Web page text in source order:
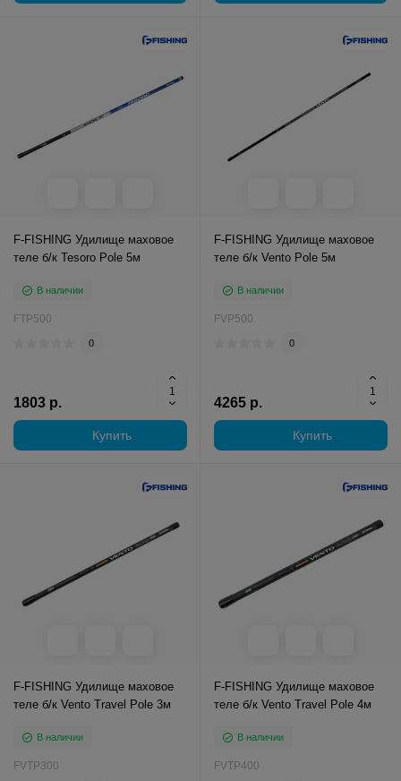
F-FISHING Удилище маховое
теле б/к Tesoro Pole 5м
В наличии
FTP500
0
1803 р.
Купить
F-FISHING Удилище маховое
теле б/к Vento Pole 5м
В наличии
FVP500
0
4265 р.
Купить
F-FISHING Удилище маховое
теле б/к Vento Travel Pole 3м
В наличии
FVTP300
F-FISHING Удилище маховое
теле б/к Vento Travel Pole 4м
В наличии
FVTP400